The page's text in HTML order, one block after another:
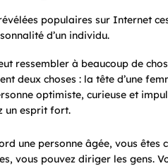
populaires sur Internet
d’un individu.
ressembler à beaucoup de
deux choses : la tête d’une
optimiste, curieuse et
un esprit fort.
une personne âgée, vous
vous pouvez diriger les gens.